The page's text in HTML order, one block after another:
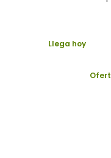
Llega hoy